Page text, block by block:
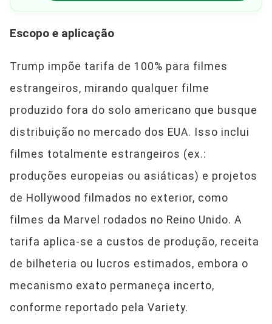
Escopo e aplicação
Trump impõe tarifa de 100% para filmes
estrangeiros, mirando qualquer filme
produzido fora do solo americano que busque
distribuição no mercado dos EUA. Isso inclui
filmes totalmente estrangeiros (ex.:
produções europeias ou asiáticas) e projetos
de Hollywood filmados no exterior, como
filmes da Marvel rodados no Reino Unido. A
tarifa aplica-se a custos de produção, receita
de bilheteria ou lucros estimados, embora o
mecanismo exato permaneça incerto,
conforme reportado pela Variety.